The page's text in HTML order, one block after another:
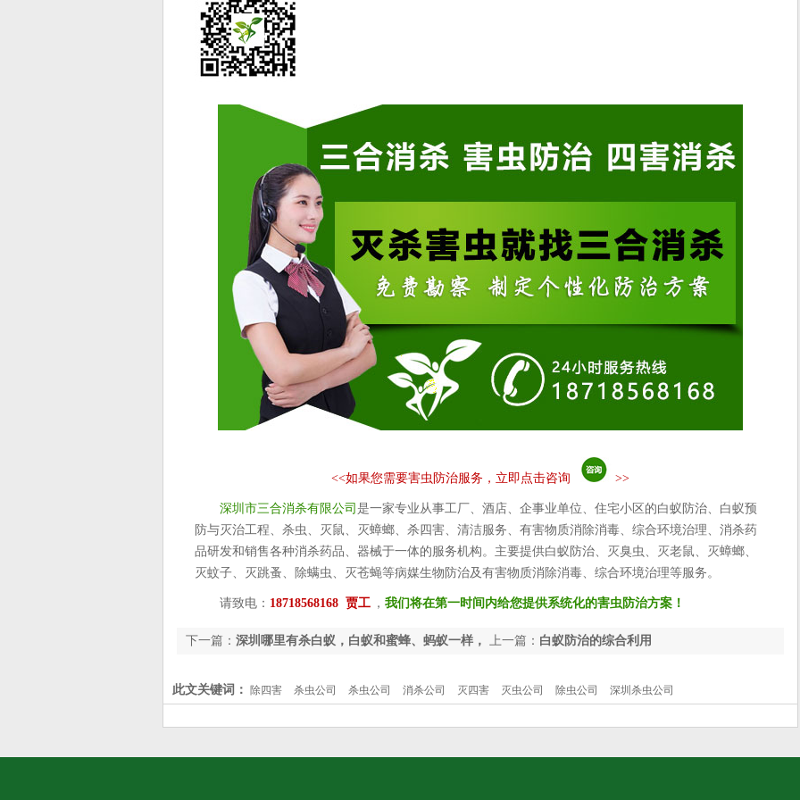
<<如果您需要害虫防治服务，立即点击咨询 >>
深圳市三合消杀有限公司 是一家专业从事工厂、酒店、企事业单位、住宅小区的白蚁防治、白蚁预
防与灭治工程、杀虫、灭鼠、灭蟑螂、杀四害、清洁服务、有害物质消除消毒、综合环境治理、消杀药
品研发和销售各种消杀药品、器械于一体的服务机构。主要提供白蚁防治、灭臭虫、灭老鼠、灭蟑螂、
灭蚊子、灭跳蚤、除螨虫、灭苍蝇等病媒生物防治及有害物质消除消毒、综合环境治理等服务。
请致电： 18718568168 贾工 ， 我们将在第一时间内给您提供系统化的害虫防治方案！
上一篇： 白蚁防治的综合利用
下一篇： 深圳哪里有杀白蚁，白蚁和蜜蜂、蚂蚁一样，
此文关键词：
除四害 杀虫公司 杀虫公司 消杀公司 灭四害 灭虫公司 除虫公司 深圳杀虫公司